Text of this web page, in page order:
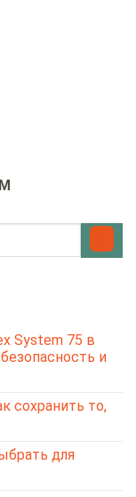
System 75 в
и
сохранить то,
для